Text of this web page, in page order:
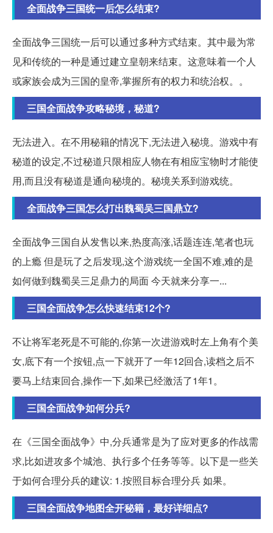
全面战争三国统一后怎么结束?
全面战争三国统一后可以通过多种方式结束。其中最为常
见和传统的一种是通过建立皇朝来结束。这意味着一个人
或家族会成为三国的皇帝,掌握所有的权力和统治权。。
三国全面战争攻略秘境，秘道?
无法进入。在不用秘籍的情况下,无法进入秘境。游戏中有
秘道的设定,不过秘道只限相应人物在有相应宝物时才能使
用,而且没有秘道是通向秘境的。秘境关系到游戏统。
全面战争三国怎么打出魏蜀吴三国鼎立?
全面战争三国自从发售以来,热度高涨,话题连连,笔者也玩
的上瘾 但是玩了之后发现,这个游戏统一全国不难,难的是
如何做到魏蜀吴三足鼎力的局面 今天就来分享一...
三国全面战争怎么快速结束12个?
不让将军老死是不可能的,你第一次进游戏时左上角有个美
女,底下有一个按钮,点一下就开了一年12回合,读档之后不
要马上结束回合,操作一下,如果已经激活了1年1。
三国全面战争如何分兵?
在《三国全面战争》中,分兵通常是为了应对更多的作战需
求,比如进攻多个城池、执行多个任务等等。以下是一些关
于如何合理分兵的建议: 1.按照目标合理分兵 如果。
三国全面战争地图全开秘籍，最好详细点?